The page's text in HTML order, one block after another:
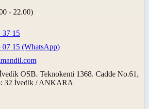
- 22.00)
37 15
07 15 (WhatsApp)
OSB. Teknokenti 1368. Cadde No.61,
32 İvedik / ANKARA